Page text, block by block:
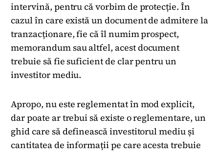
intervină, pentru că vorbim de protecție. În
cazul în care există un document de admitere la
tranzacționare, fie că îl numim prospect,
memorandum sau altfel, acest document
trebuie să fie suficient de clar pentru un
investitor mediu.
Apropo, nu este reglementat în mod explicit,
dar poate ar trebui să existe o reglementare, un
ghid care să definească investitorul mediu și
cantitatea de informații pe care acesta trebuie